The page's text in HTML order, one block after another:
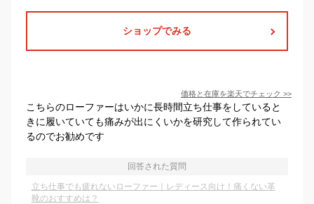
ショップでみる
価格と在庫を楽天でチェック >>
こちらのローファーはいかに長時間立ち仕事をしていると
きに履いていても痛みが出にくいかを研究して作られてい
るのでお勧めです
回答された質問
立ち仕事でも疲れないローファー｜レディース向け！痛くない革
靴のおすすめは？